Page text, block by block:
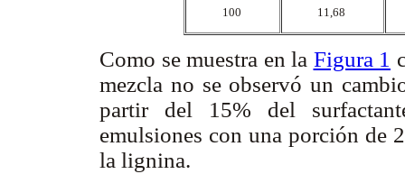
100 11,68
Como se muestra en la Figura 1
mezcla no se observó un
partir del 15% del
emulsiones con una porción de
la lignina.